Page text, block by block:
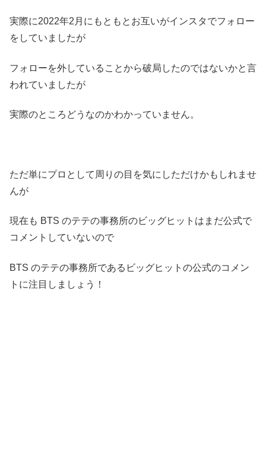
実際に2022年2月にもともとお互いがインスタでフォロー
をしていましたが
フォローを外していることから破局したのではないかと言
われていましたが
実際のところどうなのかわかっていません。
ただ単にプロとして周りの目を気にしただけかもしれませ
んが
現在も BTS のテテの事務所のビッグヒットはまだ公式で
コメントしていないので
BTS のテテの事務所であるビッグヒットの公式のコメン
トに注目しましょう！